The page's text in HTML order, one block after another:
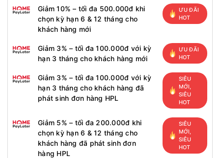
Giảm 10% – tối đa 500.000đ khi
chọn kỳ hạn 6 & 12 tháng cho
khách hàng mới
ƯU ĐÃI
HOT
Giảm 3% – tối đa 100.000đ với kỳ
hạn 3 tháng cho khách hàng mới
ƯU ĐÃI
HOT
Giảm 3% – tối đa 100.000đ với kỳ
hạn 3 tháng cho khách hàng đã
phát sinh đơn hàng HPL
SIÊU
MỚI,
SIÊU
HOT
Giảm 5% – tối đa 200.000đ khi
chọn kỳ hạn 6 & 12 tháng cho
khách hàng đã phát sinh đơn
hàng HPL
SIÊU
MỚI,
SIÊU
HOT